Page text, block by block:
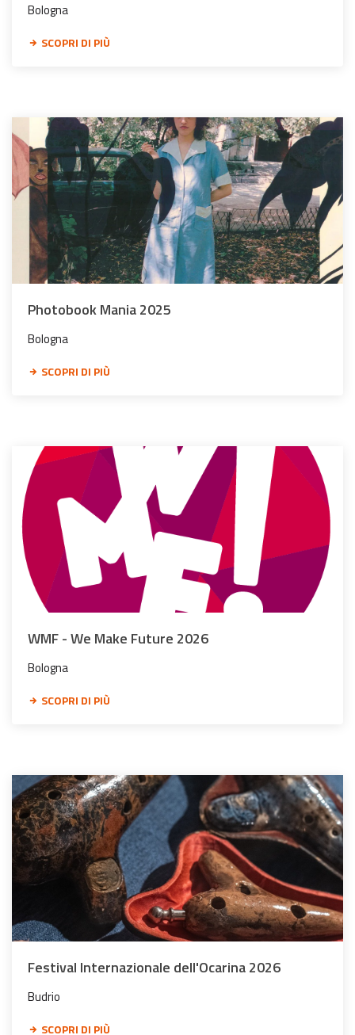
Bologna
SCOPRI DI PIÙ
Photobook Mania 2025
Bologna
SCOPRI DI PIÙ
WMF - We Make Future 2026
Bologna
SCOPRI DI PIÙ
Festival Internazionale dell'Ocarina 2026
Budrio
SCOPRI DI PIÙ